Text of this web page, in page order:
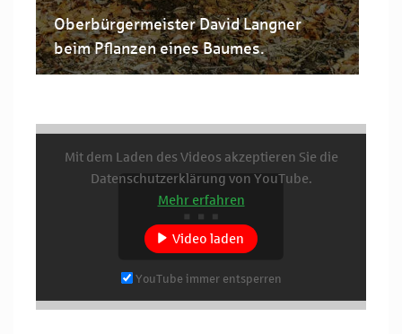
Oberbürgermeister David Langner
beim Pflanzen eines Baumes.
Mit dem Laden des Videos akzeptieren Sie die
Datenschutzerklärung von YouTube.
Mehr erfahren
Video laden
YouTube immer entsperren